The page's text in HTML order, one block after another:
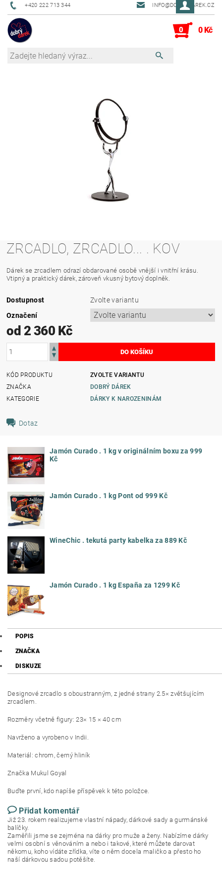
+420 222 713 344 INFO@DOBRYDAREK.CZ
0 0 Kč
ZRCADLO, ZRCADLO... . KOV
Dárek se zrcadlem odrazí obdarované osobě vnější i vnitřní krásu.
Vtipný a praktický dárek, zároveň vkusný bytový doplněk.
Dostupnost
Zvolte variantu
Označení
od 2 360 Kč
KÓD PRODUKTU
ZVOLTE VARIANTU
ZNAČKA
DOBRÝ DÁREK
KATEGORIE
DÁRKY K NAROZENINÁM
Dotaz
Jamón Curado . 1 kg v originálním boxu za 999
Kč
Jamón Curado . 1 kg Pont od 999 Kč
WineChic . tekutá party kabelka za 889 Kč
Jamón Curado . 1 kg España za 1299 Kč
POPIS
ZNAČKA
DISKUZE
Designové zrcadlo s oboustranným, z jedné strany 2.5× zvětšujícím
zrcadlem.
Rozměry včetně figury: 23× 15 × 40 cm
Navrženo a vyrobeno v Indii.
Materiál: chrom, černý hliník
Značka Mukul Goyal
Buďte první, kdo napíše příspěvek k této položce.
Přidat komentář
Již 23. rokem realizujeme vlastní nápady, dárkové sady a gurmánské
balíčky.
Zaměřili jsme se zejména na dárky pro muže a ženy. Nabízíme dárky
velmi osobní s věnováním a nebo i takové, které můžete darovat
někomu, koho vídáte zřídka, víte o něm docela maličko a přesto ho
naší dárkovou sadou potěšíte.